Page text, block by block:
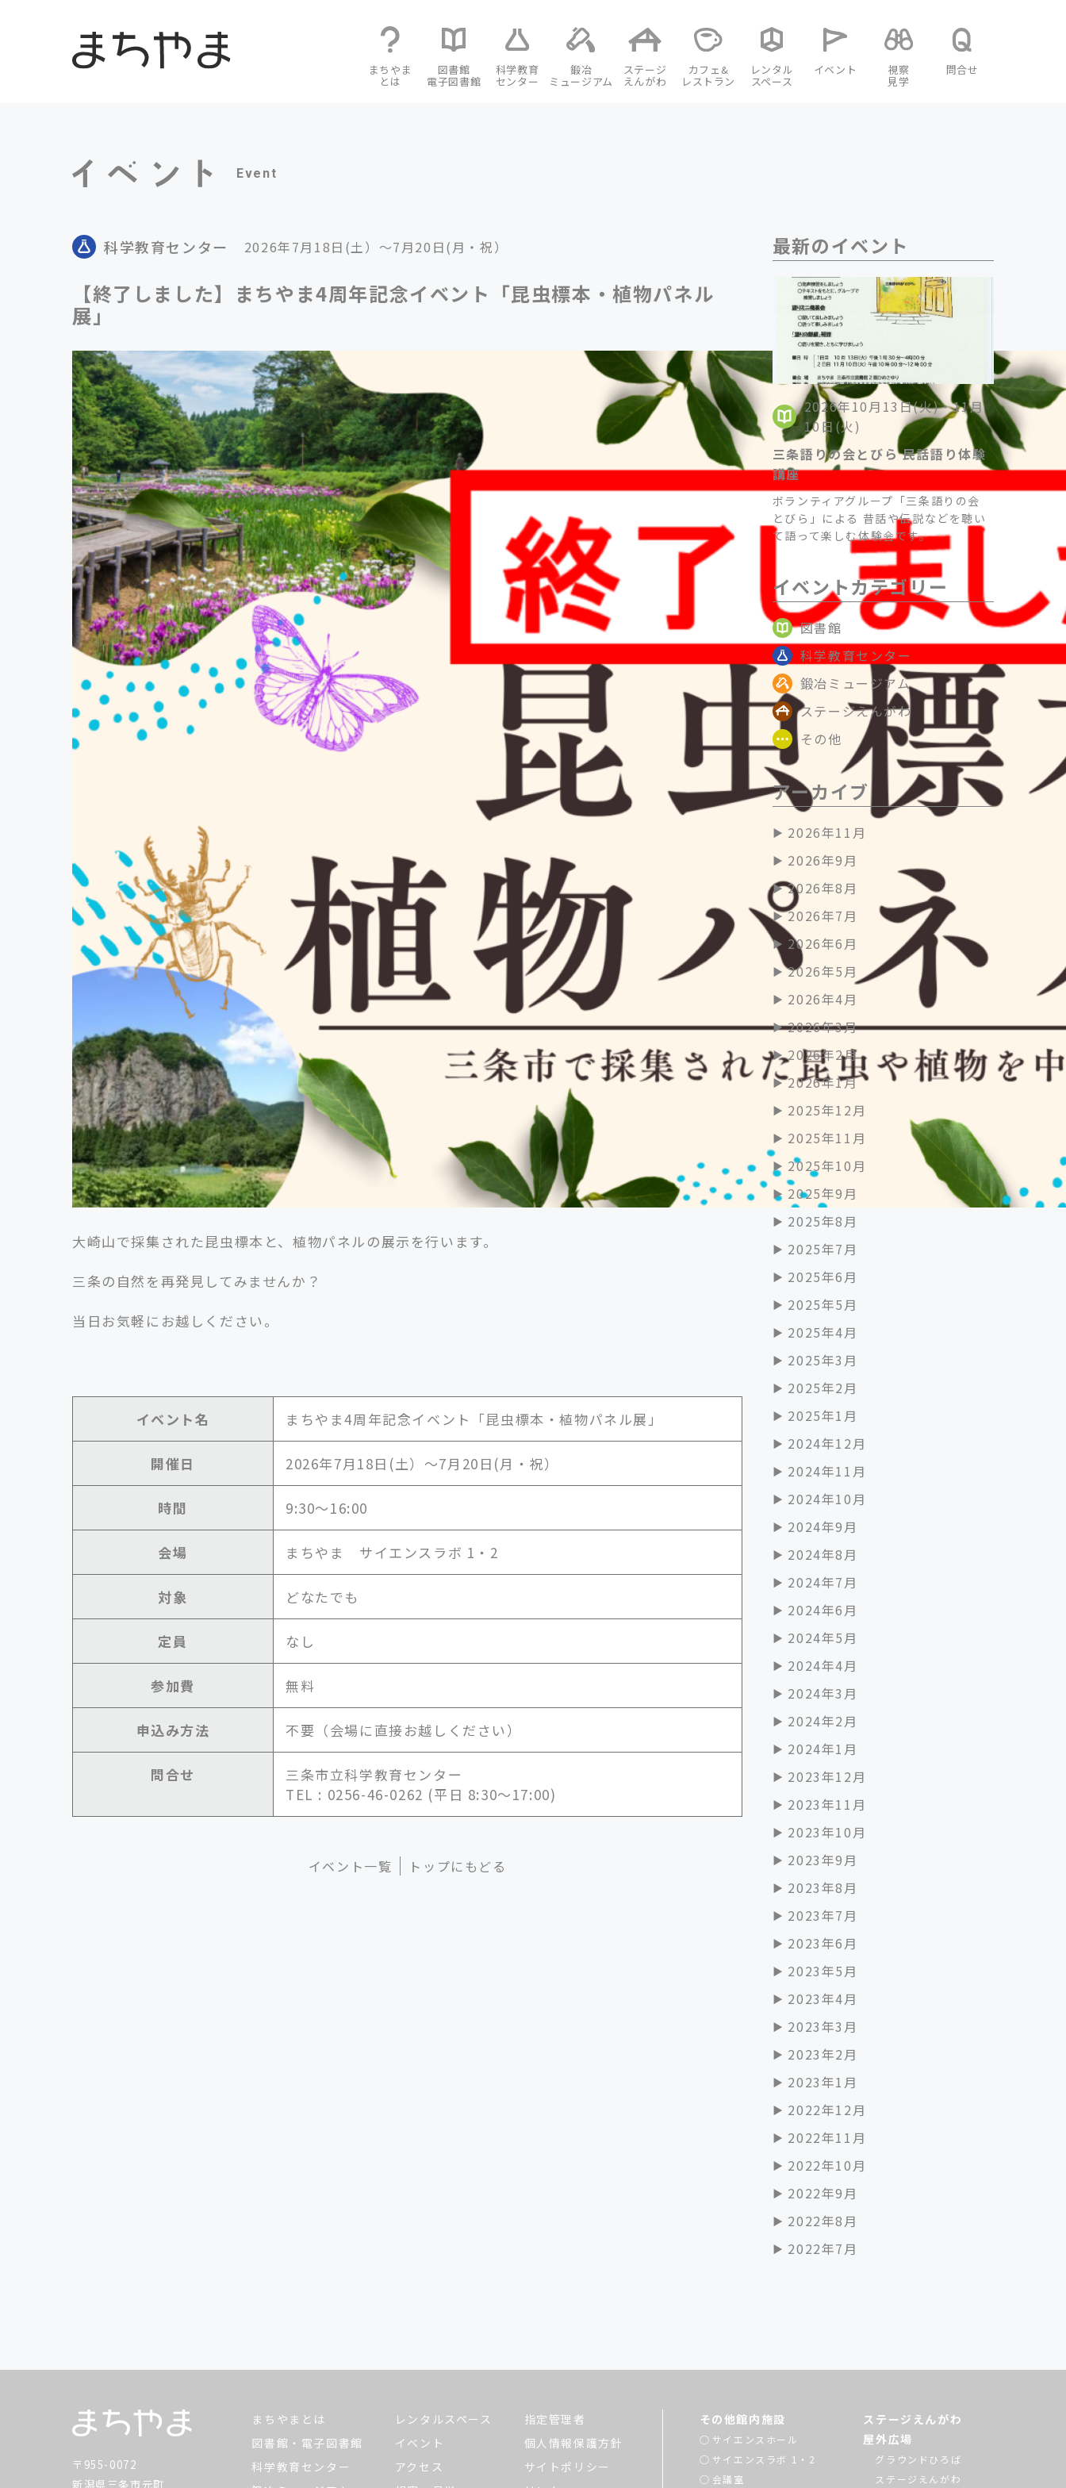
まちやま
とは
図書館
電子図書館
科学教育
センター
鍛冶
ミュージアム
ステージ
えんがわ
カフェ&
レストラン
レンタル
スペース
イベント 視察
見学
問合せ
Event
科学教育センター 2026年7月18日(土）～7月20日(月・祝）
【終了しました】まちやま4周年記念イベント「昆虫標本・植物パネル
展」
大崎山で採集された昆虫標本と、植物パネルの展示を行います。
三条の自然を再発見してみませんか？
当日お気軽にお越しください。
イベント名 まちやま4周年記念イベント「昆虫標本・植物パネル展」
開催日 2026年7月18日(土）～7月20日(月・祝）
時間 9:30～16:00
会場 まちやま サイエンスラボ 1・2
対象 どなたでも
定員 なし
参加費 無料
申込み方法 不要（会場に直接お越しください）
問合せ
三条市立科学教育センター
TEL : 0256-46-0262 (平日 8:30～17:00)
イベント一覧 トップにもどる
最新のイベント
2026年10月13日(火)・11月
10日(火)
三条語りの会とびら 民話語り体験
講座
ボランティアグループ「三条語りの会
とびら」による 昔話や伝説などを聴い
て語って楽しむ体験会です。
イベントカテゴリー
図書館
科学教育センター
鍛冶ミュージアム
ステージえんがわ
その他
アーカイブ
2026年11月
2026年9月
2026年8月
2026年7月
2026年6月
2026年5月
2026年4月
2026年3月
2026年2月
2026年1月
2025年12月
2025年11月
2025年10月
2025年9月
2025年8月
2025年7月
2025年6月
2025年5月
2025年4月
2025年3月
2025年2月
2025年1月
2024年12月
2024年11月
2024年10月
2024年9月
2024年8月
2024年7月
2024年6月
2024年5月
2024年4月
2024年3月
2024年2月
2024年1月
2023年12月
2023年11月
2023年10月
2023年9月
2023年8月
2023年7月
2023年6月
2023年5月
2023年4月
2023年3月
2023年2月
2023年1月
2022年12月
2022年11月
2022年10月
2022年9月
2022年8月
2022年7月
〒955-0072
新潟県三条市元町
まちやまとは
図書館・電子図書館
科学教育センター
レンタルスペース
イベント
アクセス
指定管理者
個人情報保護方針
サイトポリシー
その他館内施設
サイエンスホール
サイエンスラボ 1・2
会議室
ステージえんがわ
屋外広場
グラウンドひろば
ステージえんがわ